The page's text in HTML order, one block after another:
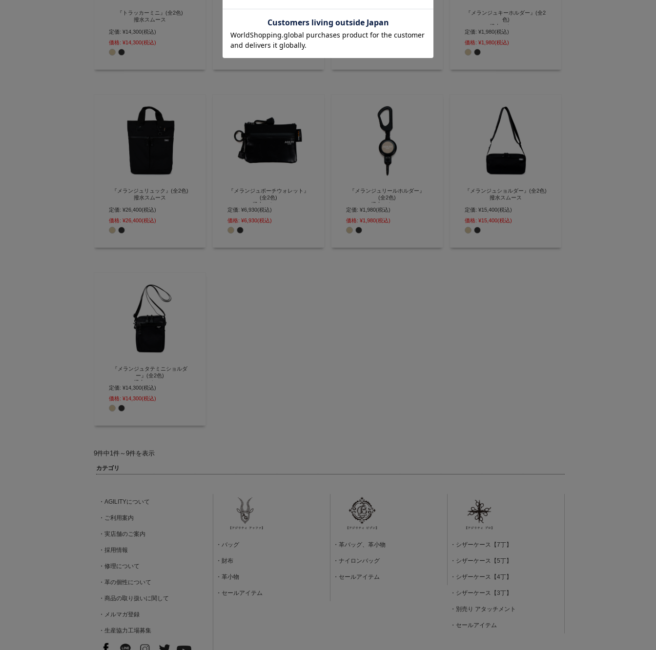
『トラッカーミニ』(全2色)
撥水スムース
ベルトループで腰から下げる 撥
水レザーミニトラッカーウォレッ
ト【AGILITY affa(アジリティ ア
定価: ¥14,300(税込)
価格: ¥14,300(税込)
ト』(全2色)
撥水スムース
最小限を持ち歩く 手のひらサイズ
の撥水三つ折りコンパクト財布
定価: ¥7,700
(税込)
¥7,700
お財布としても使用可能 スマート
定価: ¥6,930
(税込)
『メランジュキーホルダー』(全2
色)
撥水スムース
三角カラビナがポイント 撥水レザ
ーで雨の日も安心キーリング付き
キーホルダー【AGILITY affa(アジ
定価: ¥1,980(税込)
価格: ¥1,980(税込)
『メランジュリュック』(全2色)
撥水スムース
ヘルメットバッグからインスピレ
ーションを得た2way仕様のトー
ト＆リュック【AGILITY affa(アジ
リティ アッファ)】(0746)
定価: ¥26,400(税込)
価格: ¥26,400(税込)
『メランジュポーチウォレット』
(全2色)
撥水スムース
ポーチのように使える新しいお財
布の形 次世代ポーチウォレット
【AGILITY affa(アジリティ アッ
定価: ¥6,930(税込)
価格: ¥6,930(税込)
『メランジュリールホルダー』
(全2色)
撥水スムース
リールが伸びて便利に使える ロッ
ク付きカラビナリールキーホルダ
ー【AGILITY affa(アジリティ ア
定価: ¥1,980(税込)
価格: ¥1,980(税込)
『メランジュショルダー』(全2色)
撥水スムース
撥水素材で雨にも強い タフで機能
的な横型ショルダーバッグ
【AGILITY affa(アジリティ アッ
定価: ¥15,400(税込)
価格: ¥15,400(税込)
『メランジュタテミニショルダ
ー』(全2色)
撥水スムース
撥水素材で雨にも強い タフで機能
的な縦型ミニショルダーバッグ
【AGILITY affa(アジリティ アッ
定価: ¥14,300(税込)
価格: ¥14,300(税込)
9件中1件～9件を表示
カテゴリ
・AGILITYについて
・ご利用案内
・実店舗のご案内
・採用情報
・修理について
・革の個性について
・商品の取り扱いに関して
・メルマガ登録
・生産協力工場募集
・バッグ
・財布
・革小物
・セールアイテム
・革バッグ、革小物
・ナイロンバッグ
・セールアイテム
・シザーケース【7丁】
・シザーケース【5丁】
・シザーケース【4丁】
・シザーケース【3丁】
・別売り アタッチメント
・セールアイテム